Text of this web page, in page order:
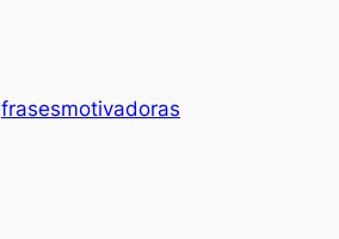
frasesmotivadoras